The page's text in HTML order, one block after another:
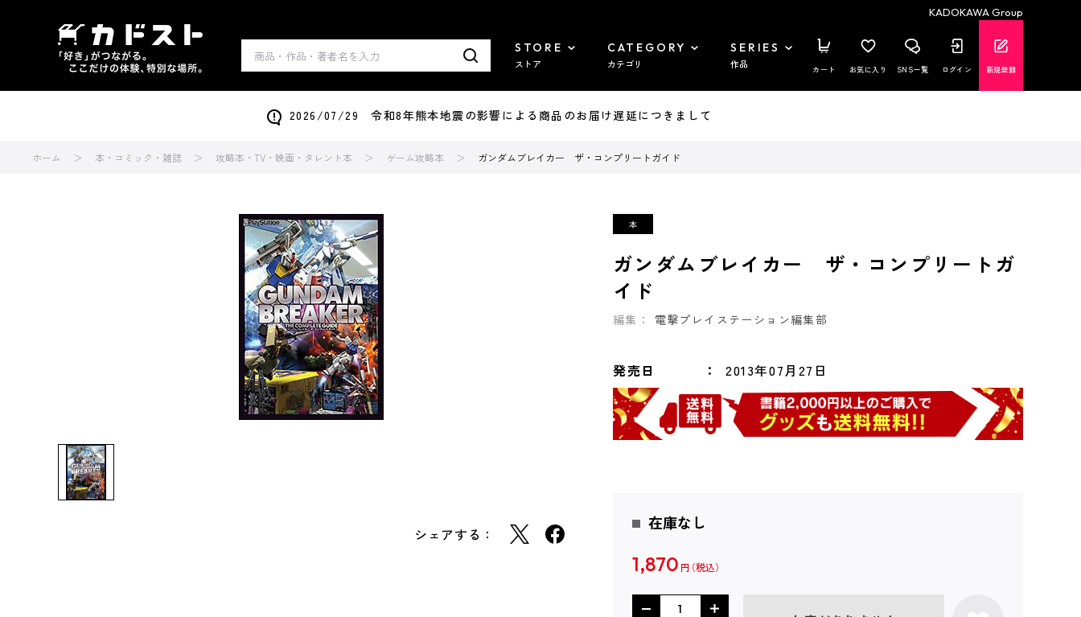
KADOKAWA Group
STORE
ストア
CATEGORY
カテゴリ
SERIES
作品 カート お気に入り SNS一覧 ログイン 新規登録
2026/07/29 令和8年熊本地震の影響による商品のお届け遅延につきまして
ホーム 本・コミック・雑誌 攻略本・TV・映画・タレント本 ゲーム攻略本 ガンダムブレイカー ザ・コンプリートガイド
シェアする：
ガンダムブレイカー ザ・コンプリートガ
イド
編集： 電撃プレイステーション編集部
発売日 2013年07月27日
在庫なし
1,870 円